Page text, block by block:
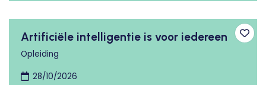
Artificiële intelligentie is voor iedereen
Opleiding
28/10/2026